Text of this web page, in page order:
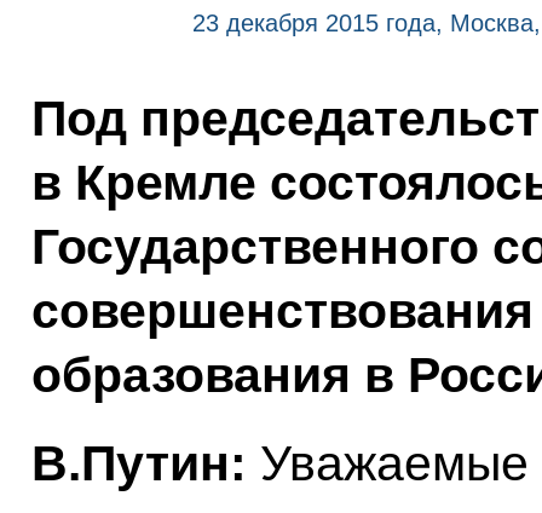
23 декабря 2015 года,
Под
в Кремле
Государственного
образования в
В.Путин: Уважаемые